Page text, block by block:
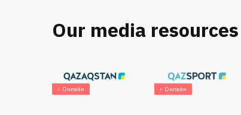
Our media resources
Онлайн Онлайн